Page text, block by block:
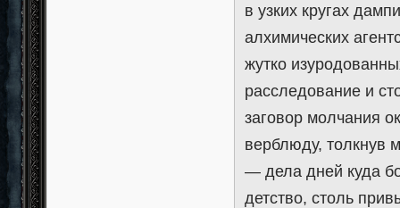
в узких кругах
алхимических
жутко
расследование и
заговор молчания
верблюду, толкнув
— дела дней куда
детство, столь